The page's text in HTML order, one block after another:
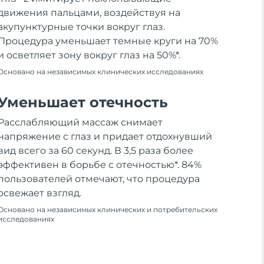
пальцами, воздействуя на
точки вокруг глаз.
уменьшает темные круги на 70%
осветляет зону вокруг глаз на 50%*.
на независимых клинических исследованиях
отечность
массаж снимает
с глаз и придает отдохнувший
всего за 60 секунд. В 3,5 раза более
в борьбе с отечностью*. 84%
отмечают, что процедура
взгляд.
на независимых клинических и потребительских